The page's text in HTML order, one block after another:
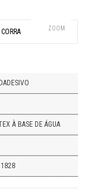
ZOOM
À BASE DE ÁGUA